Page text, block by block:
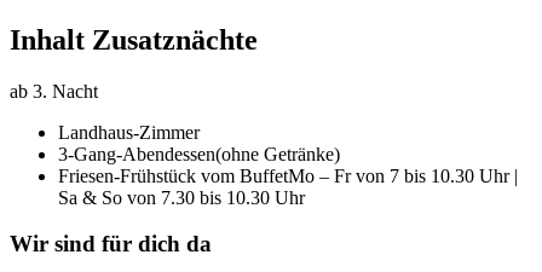
Inhalt Zusatznächte
ab 3. Nacht
Landhaus-Zimmer
3-Gang-Abendessen(ohne Getränke)
Friesen-Frühstück vom BuffetMo – Fr von 7 bis 10.30 Uhr |
Sa & So von 7.30 bis 10.30 Uhr
Wir sind für dich da